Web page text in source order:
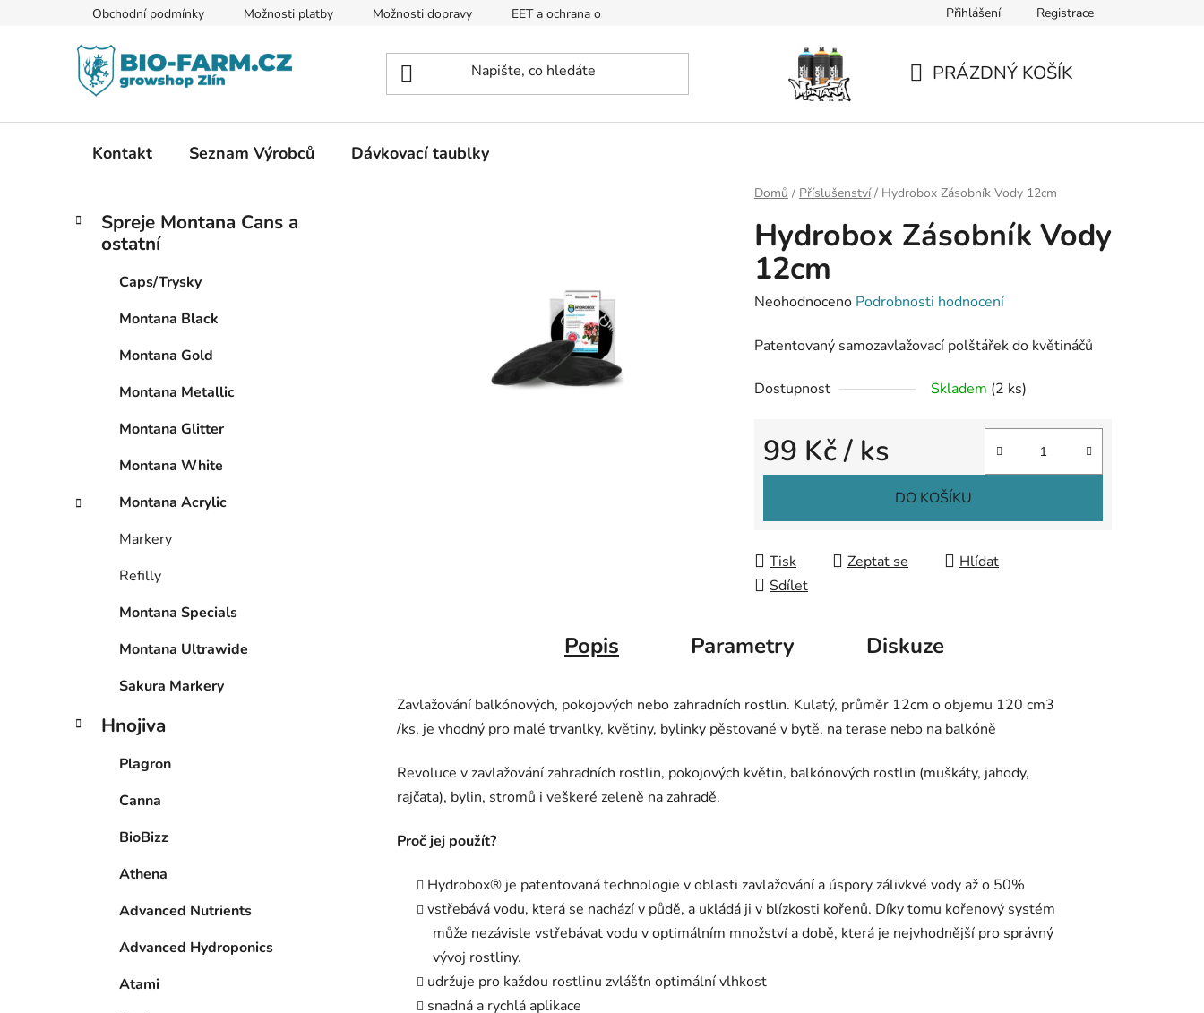
Obchodní podmínky Možnosti platby Možnosti dopravy EET a ochrana osobních údajů Přihlášení Registrace
PRÁZDNÝ KOŠÍK
Kontakt Seznam Výrobců Dávkovací taublky
Domů / Příslušenství / Hydrobox Zásobník Vody 12cm
P
e
l
Přeskočit
kategorie
K
a
Spreje Montana Cans a
ostatní
Caps/Trysky
Montana Black
Montana Gold
Montana Metallic
Montana Glitter
Montana White
Montana Acrylic
Markery
Refilly
Montana Specials
Montana Ultrawide
Sakura Markery
Hnojiva
Plagron
Canna
BioBizz
Athena
Advanced Nutrients
Advanced Hydroponics
Atami
Hydrobox Zásobník Vody
12cm
Průměrné
produktu
0,0
hvězdiček.
Neohodnoceno Podrobnosti hodnocení
Patentovaný samozavlažovací polštářek do květináčů
Dostupnost Skladem (2 ks)
99 Kč/ ks
Měrná cena:
DO KOŠÍKU
Tisk Zeptat se
Hlídat
Sdílet
Popis Parametry Diskuze
Zavlažování balkónových, pokojových nebo zahradních rostlin. Kulatý, průměr 12cm o objemu 120 cm3
/ks, je vhodný pro malé trvanlky, květiny, bylinky pěstované v bytě, na terase nebo na balkóně
Revoluce v zavlažování zahradních rostlin, pokojových květin, balkónových rostlin (muškáty, jahody,
rajčata), bylin, stromů i veškeré zeleně na zahradě.
Proč jej použít?
Hydrobox® je patentovaná technologie v oblasti zavlažování a úspory zálivkvé vody až o 50%
vstřebává vodu, která se nachází v půdě, a ukládá ji v blízkosti kořenů. Díky tomu kořenový systém
může nezávisle vstřebávat vodu v optimálním množství a době, která je nejvhodnější pro správný
vývoj rostliny.
udržuje pro každou rostlinu zvlášťn optimální vlhkost
snadná a rychlá aplikace